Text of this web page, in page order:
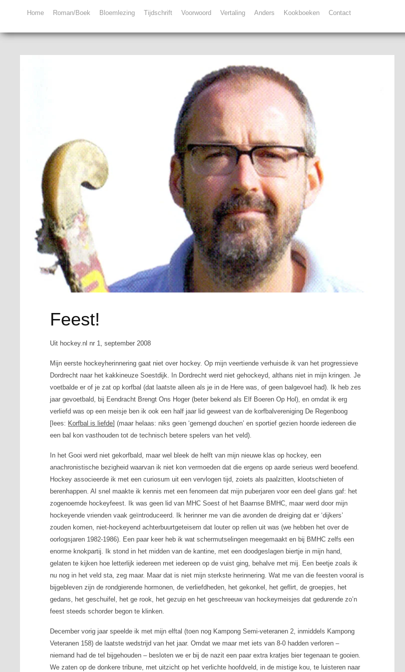
Home Roman/Boek Bloemlezing Tijdschrift Voorwoord Vertaling Anders Kookboeken Contact
Feest!
Uit hockey.nl nr 1, september 2008
Mijn eerste hockeyherinnering gaat niet over hockey. Op mijn veertiende verhuisde ik van het progressieve
Dordrecht naar het kakkineuze Soestdijk. In Dordrecht werd niet gehockeyd, althans niet in mijn kringen. Je
voetbalde er of je zat op korfbal (dat laatste alleen als je in de Here was, of geen balgevoel had). Ik heb zes
jaar gevoetbald, bij Eendracht Brengt Ons Hoger (beter bekend als Elf Boeren Op Hol), en omdat ik erg
verliefd was op een meisje ben ik ook een half jaar lid geweest van de korfbalvereniging De Regenboog
[lees: Korfbal is liefde] (maar helaas: niks geen ‘gemengd douchen’ en sportief gezien hoorde iedereen die
een bal kon vasthouden tot de technisch betere spelers van het veld).
In het Gooi werd niet gekorfbald, maar wel bleek de helft van mijn nieuwe klas op hockey, een
anachronistische bezigheid waarvan ik niet kon vermoeden dat die ergens op aarde serieus werd beoefend.
Hockey associeerde ik met een curiosum uit een vervlogen tijd, zoiets als paalzitten, klootschieten of
berenhappen. Al snel maakte ik kennis met een fenomeen dat mijn puberjaren voor een deel glans gaf: het
zogenoemde hockeyfeest. Ik was geen lid van MHC Soest of het Baarnse BMHC, maar werd door mijn
hockeyende vrienden vaak geïntroduceerd. Ik herinner me van die avonden de dreiging dat er ‘dijkers’
zouden komen, niet-hockeyend achterbuurtgeteisem dat louter op rellen uit was (we hebben het over de
oorlogsjaren 1982-1986). Een paar keer heb ik wat schermutselingen meegemaakt en bij BMHC zelfs een
enorme knokpartij. Ik stond in het midden van de kantine, met een doodgeslagen biertje in mijn hand,
gelaten te kijken hoe letterlijk iedereen met iedereen op de vuist ging, behalve met mij. Een beetje zoals ik
nu nog in het veld sta, zeg maar. Maar dat is niet mijn sterkste herinnering. Wat me van die feesten vooral is
bijgebleven zijn de rondgierende hormonen, de verliefdheden, het gekonkel, het geflirt, de groepjes, het
gedans, het geschuifel, het ge rook, het gezuip en het geschreeuw van hockeymeisjes dat gedurende zo’n
feest steeds schorder begon te klinken.
December vorig jaar speelde ik met mijn elftal (toen nog Kampong Semi-veteranen 2, inmiddels Kampong
Veteranen 158) de laatste wedstrijd van het jaar. Omdat we maar met iets van 8-0 hadden verloren –
niemand had de tel bijgehouden – besloten we er bij de nazit een paar extra kratjes bier tegenaan te gooien.
We zaten op de donkere tribune, met uitzicht op het verlichte hoofdveld, in de mistige kou, te luisteren naar